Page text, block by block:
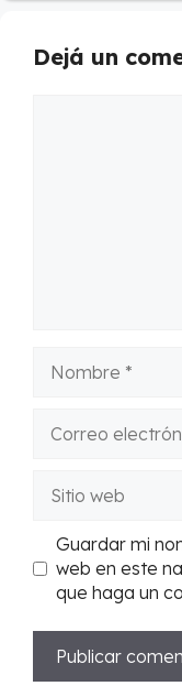
Dejá un
electrónico
web
Guardar mi
web en este
que haga un